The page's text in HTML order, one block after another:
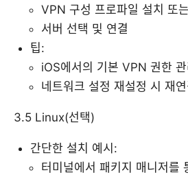
VPN 구성 프로파일 설치 또
서버 선택 및 연결
팁:
iOS에서의 기본 VPN 권한
네트워크 설정 재설정 시 재
3.5 Linux(선택)
간단한 설치 예시:
터미널에서 패키지 매니저를